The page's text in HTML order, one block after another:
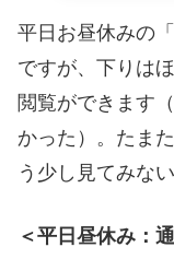
平日お昼休みの
ですが、下りは
閲覧ができます
かった）。たま
う少し見てみな
＜平日昼休み：